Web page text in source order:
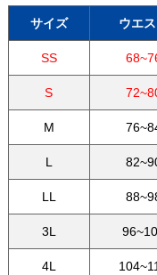
サイズ ウエ
SS
S
M
L
LL
3L
4L